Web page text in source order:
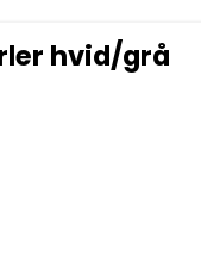
hvid/grå